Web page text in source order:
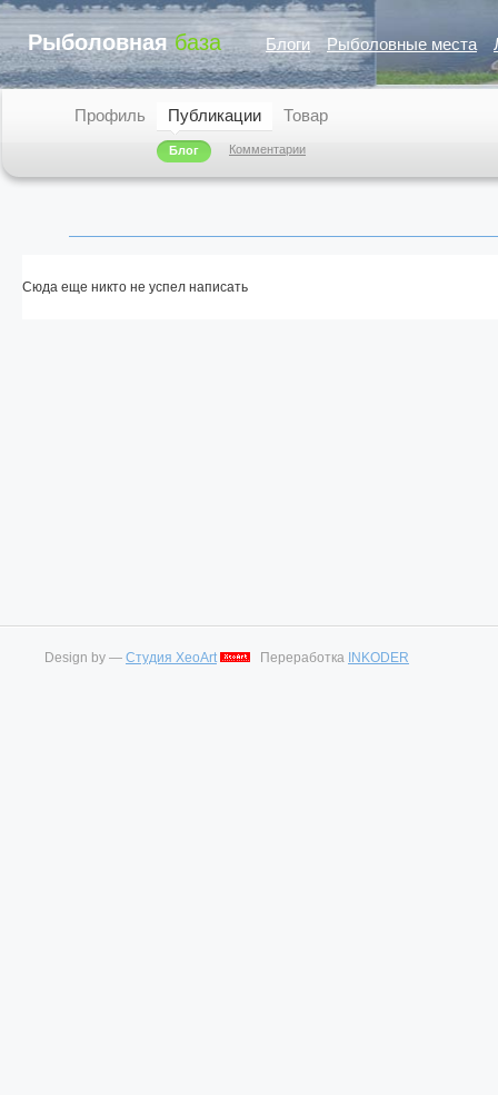
Рыболовная база Блоги Рыболовные места
Профиль Публикации
Блог Комментарии
Товар
Сюда еще никто не успел написать
Design by — Студия XeoArt Переработка INKODER